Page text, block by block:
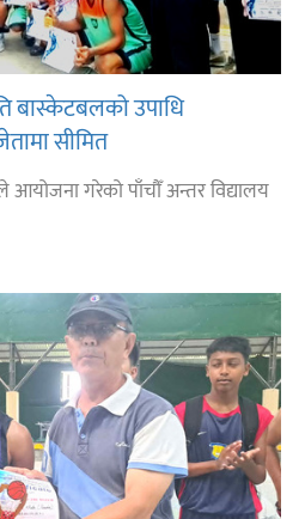
बास्केटबलको उपाधि
सीमित
आयोजना गरेको पाँचौँ अन्तर विद्यालय